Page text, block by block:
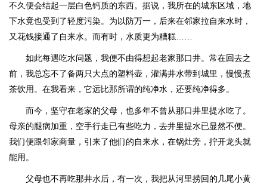
不久便会结起一层白色钙质的东西。据说，我所在的城东区域，地
下水竟也受到了轻度污染。为以防万一，后来在邻家拉自来水时，
又花钱接通了自来水。而有时，水质更为糟糕……
如此每遇吃水问题，我便不由得想起老家那口井。常在回去之
前，我总忘不了备两只大点的塑料壶，灌满井水带到城里，慢慢煮
茶饮用。在我看来，它远比那所谓的纯净水，还要纯净得多。
而今，坚守在老家的父母，也多年不曾从那口井里提水吃了。
母亲的腿病加重，空手行走已有些吃力，去井里提水已显然不便。
我们便跟邻家商量，引来了他们的自来水，在锅灶旁，拧开龙头就
能用。
父母也不再吃那井水后，有一次，我把从河里捞回的几尾小黄